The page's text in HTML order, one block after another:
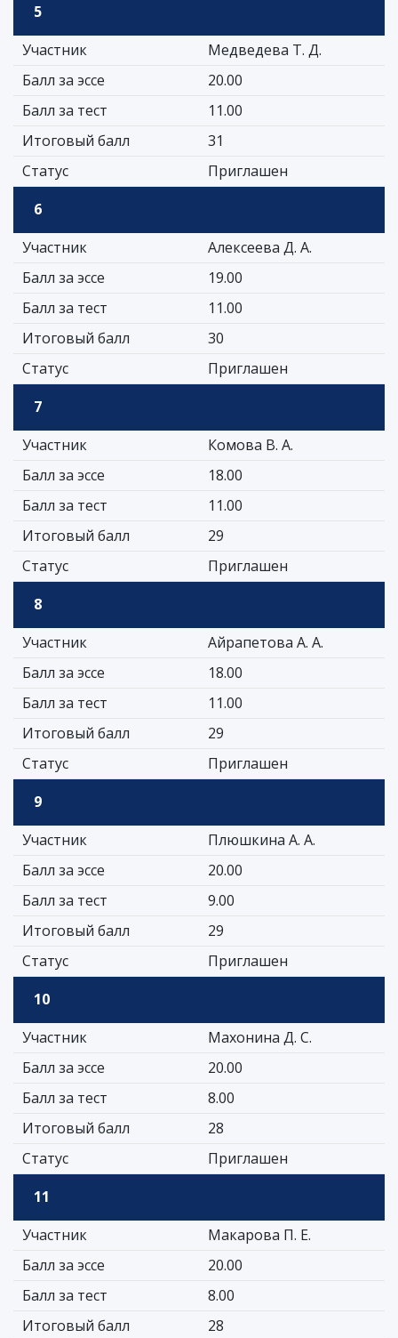
5
Участник
Медведева Т. Д.
Балл за эссе
20.00
Балл за тест
11.00
Итоговый балл
31
Статус
Приглашен
6
Участник
Алексеева Д. А.
Балл за эссе
19.00
Балл за тест
11.00
Итоговый балл
30
Статус
Приглашен
7
Участник
Комова В. А.
Балл за эссе
18.00
Балл за тест
11.00
Итоговый балл
29
Статус
Приглашен
8
Участник
Айрапетова А. А.
Балл за эссе
18.00
Балл за тест
11.00
Итоговый балл
29
Статус
Приглашен
9
Участник
Плюшкина А. А.
Балл за эссе
20.00
Балл за тест
9.00
Итоговый балл
29
Статус
Приглашен
10
Участник
Махонина Д. С.
Балл за эссе
20.00
Балл за тест
8.00
Итоговый балл
28
Статус
Приглашен
11
Участник
Макарова П. Е.
Балл за эссе
20.00
Балл за тест
8.00
Итоговый балл
28